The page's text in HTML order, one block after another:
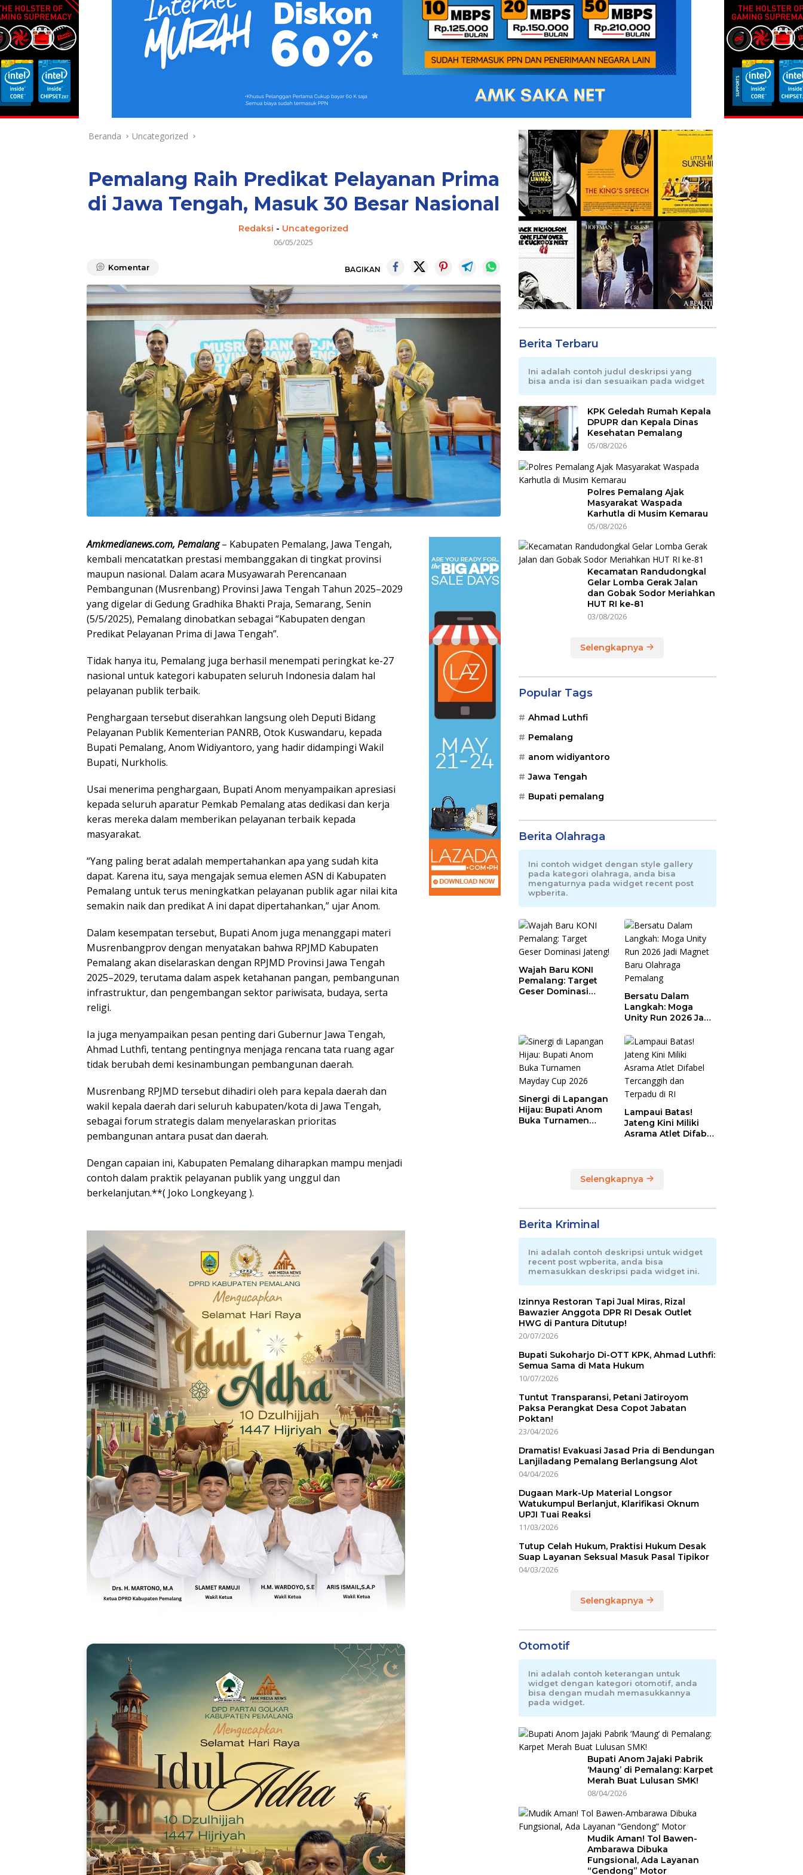
Beranda Uncategorized
Pemalang Raih Predikat Pelayanan Prima
di Jawa Tengah, Masuk 30 Besar Nasional
Redaksi - Uncategorized
06/05/2025
Komentar BAGIKAN
Amkmedianews.com, Pemalang– Kabupaten Pemalang, Jawa Tengah,
kembali mencatatkan prestasi membanggakan di tingkat provinsi
maupun nasional. Dalam acara Musyawarah Perencanaan
Pembangunan (Musrenbang) Provinsi Jawa Tengah Tahun 2025–2029
yang digelar di Gedung Gradhika Bhakti Praja, Semarang, Senin
(5/5/2025), Pemalang dinobatkan sebagai “Kabupaten dengan
Predikat Pelayanan Prima di Jawa Tengah”.
Tidak hanya itu, Pemalang juga berhasil menempati peringkat ke-27
nasional untuk kategori kabupaten seluruh Indonesia dalam hal
pelayanan publik terbaik.
Penghargaan tersebut diserahkan langsung oleh Deputi Bidang
Pelayanan Publik Kementerian PANRB, Otok Kuswandaru, kepada
Bupati Pemalang, Anom Widiyantoro, yang hadir didampingi Wakil
Bupati, Nurkholis.
Usai menerima penghargaan, Bupati Anom menyampaikan apresiasi
kepada seluruh aparatur Pemkab Pemalang atas dedikasi dan kerja
keras mereka dalam memberikan pelayanan terbaik kepada
masyarakat.
“Yang paling berat adalah mempertahankan apa yang sudah kita
dapat. Karena itu, saya mengajak semua elemen ASN di Kabupaten
Pemalang untuk terus meningkatkan pelayanan publik agar nilai kita
semakin naik dan predikat A ini dapat dipertahankan,” ujar Anom.
Dalam kesempatan tersebut, Bupati Anom juga menanggapi materi
Musrenbangprov dengan menyatakan bahwa RPJMD Kabupaten
Pemalang akan diselaraskan dengan RPJMD Provinsi Jawa Tengah
2025–2029, terutama dalam aspek ketahanan pangan, pembangunan
infrastruktur, dan pengembangan sektor pariwisata, budaya, serta
religi.
Ia juga menyampaikan pesan penting dari Gubernur Jawa Tengah,
Ahmad Luthfi, tentang pentingnya menjaga rencana tata ruang agar
tidak berubah demi kesinambungan pembangunan daerah.
Musrenbang RPJMD tersebut dihadiri oleh para kepala daerah dan
wakil kepala daerah dari seluruh kabupaten/kota di Jawa Tengah,
sebagai forum strategis dalam menyelaraskan prioritas
pembangunan antara pusat dan daerah.
Dengan capaian ini, Kabupaten Pemalang diharapkan mampu menjadi
contoh dalam praktik pelayanan publik yang unggul dan
berkelanjutan.**( Joko Longkeyang ).
Berita Terbaru
Ini adalah contoh judul deskripsi yang
bisa anda isi dan sesuaikan pada widget
KPK Geledah Rumah Kepala
DPUPR dan Kepala Dinas
Kesehatan Pemalang
05/08/2026
Polres Pemalang Ajak
Masyarakat Waspada
Karhutla di Musim Kemarau
05/08/2026
Kecamatan Randudongkal
Gelar Lomba Gerak Jalan
dan Gobak Sodor Meriahkan
HUT RI ke-81
03/08/2026
Selengkapnya
Popular Tags
Ahmad Luthfi
Pemalang
anom widiyantoro
Jawa Tengah
Bupati pemalang
Berita Olahraga
Ini contoh widget dengan style gallery
pada kategori olahraga, anda bisa
mengaturnya pada widget recent post
wpberita.
Wajah Baru KONI
Pemalang: Target
Geser Dominasi
Bersatu Dalam
Langkah: Moga
Unity Run 2026 Jadi
Olahraga Pemalang
Sinergi di Lapangan
Hijau: Bupati Anom
Buka Turnamen
Lampaui Batas!
Jateng Kini Miliki
Asrama Atlet Difabel
Selengkapnya
Berita Kriminal
Ini adalah contoh deskripsi untuk widget
recent post wpberita, anda bisa
memasukkan deskripsi pada widget ini.
Izinnya Restoran Tapi Jual Miras, Rizal
Bawazier Anggota DPR RI Desak Outlet
HWG di Pantura Ditutup!
20/07/2026
Bupati Sukoharjo Di-OTT KPK, Ahmad Luthfi:
Semua Sama di Mata Hukum
10/07/2026
Tuntut Transparansi, Petani Jatiroyom
Paksa Perangkat Desa Copot Jabatan
Poktan!
23/04/2026
Dramatis! Evakuasi Jasad Pria di Bendungan
Lanjiladang Pemalang Berlangsung Alot
04/04/2026
Dugaan Mark-Up Material Longsor
Watukumpul Berlanjut, Klarifikasi Oknum
UPJI Tuai Reaksi
11/03/2026
Tutup Celah Hukum, Praktisi Hukum Desak
Suap Layanan Seksual Masuk Pasal Tipikor
04/03/2026
Selengkapnya
Otomotif
Ini adalah contoh keterangan untuk
widget dengan kategori otomotif, anda
bisa dengan mudah memasukkannya
pada widget.
Bupati Anom Jajaki Pabrik
‘Maung’ di Pemalang: Karpet
Merah Buat Lulusan SMK!
08/04/2026
Mudik Aman! Tol Bawen-
Ambarawa Dibuka
Fungsional, Ada Layanan
“Gendong” Motor